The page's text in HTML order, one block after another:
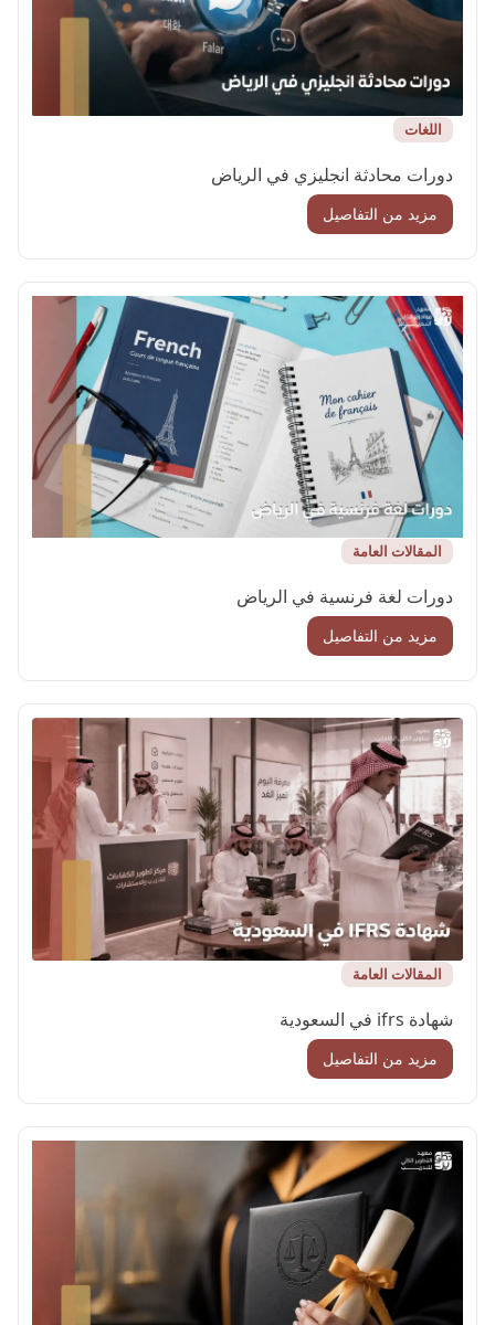
اللغات
دورات محادثة انجليزي في الرياض
مزيد من التفاصيل
المقالات العامة
دورات لغة فرنسية في الرياض
مزيد من التفاصيل
المقالات العامة
شهادة ifrs في السعودية
مزيد من التفاصيل